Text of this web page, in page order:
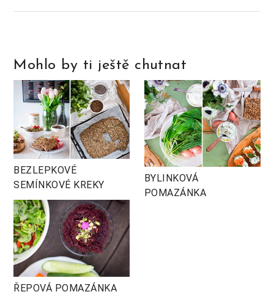
Mohlo by ti ještě chutnat
BEZLEPKOVÉ
SEMÍNKOVÉ KREKY
BYLINKOVÁ
POMAZÁNKA
ŘEPOVÁ POMAZÁNKA